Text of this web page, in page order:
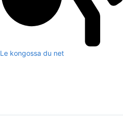
Le kongossa du net